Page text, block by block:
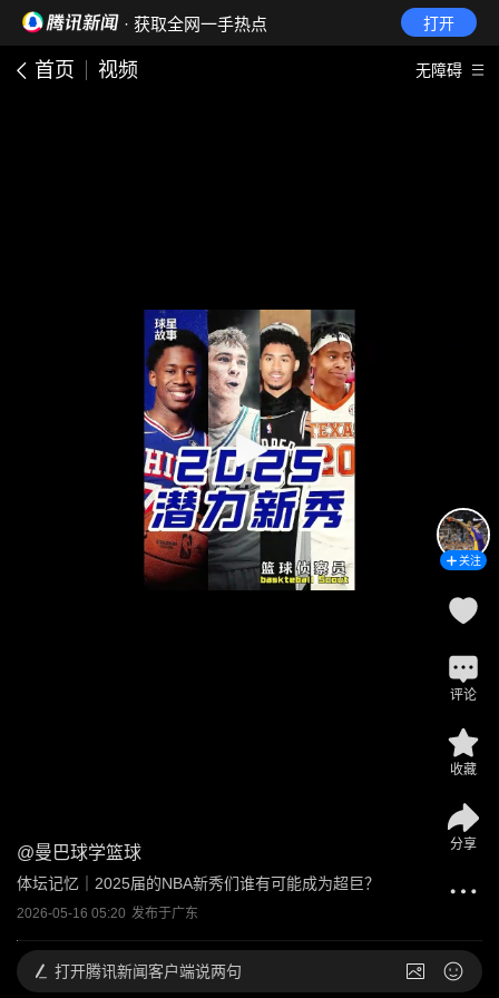
· 获取全网一手热点 打开
首页 视频 无障碍
@曼巴球学篮球
体坛记忆｜2025届的NBA新秀们谁有可能成为超巨？
2026-05-16 05:20 发布于广东
关注
评论
收藏
分享
打开腾讯新闻客户端说两句